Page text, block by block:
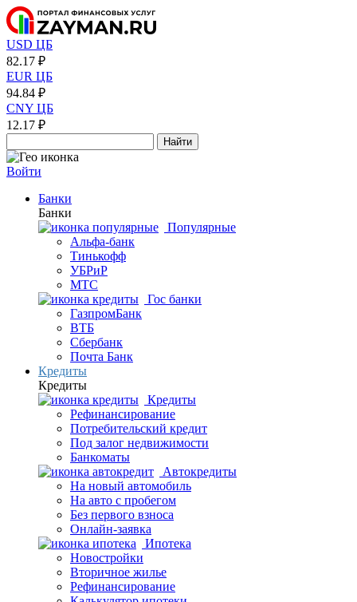
USD ЦБ
82.17 ₽
EUR ЦБ
94.84 ₽
CNY ЦБ
12.17 ₽
Найти
Войти
Банки
Банки
Популярные
Альфа-банк
Тинькофф
УБРиР
МТС
Гос банки
ГазпромБанк
ВТБ
Сбербанк
Почта Банк
Кредиты
Кредиты
Кредиты
Рефинансирование
Потребительский кредит
Под залог недвижимости
Банкоматы
Автокредиты
На новый автомобиль
На авто с пробегом
Без первого взноса
Онлайн-заявка
Ипотека
Новостройки
Вторичное жилье
Рефинансирование